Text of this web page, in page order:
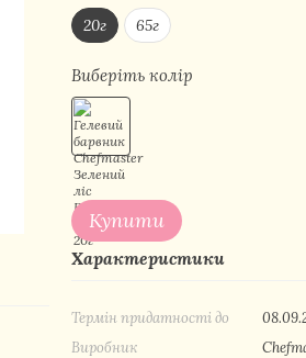
20г 65г
Виберіть колір
Купити
Характеристики
Термін придатності до
Виробник